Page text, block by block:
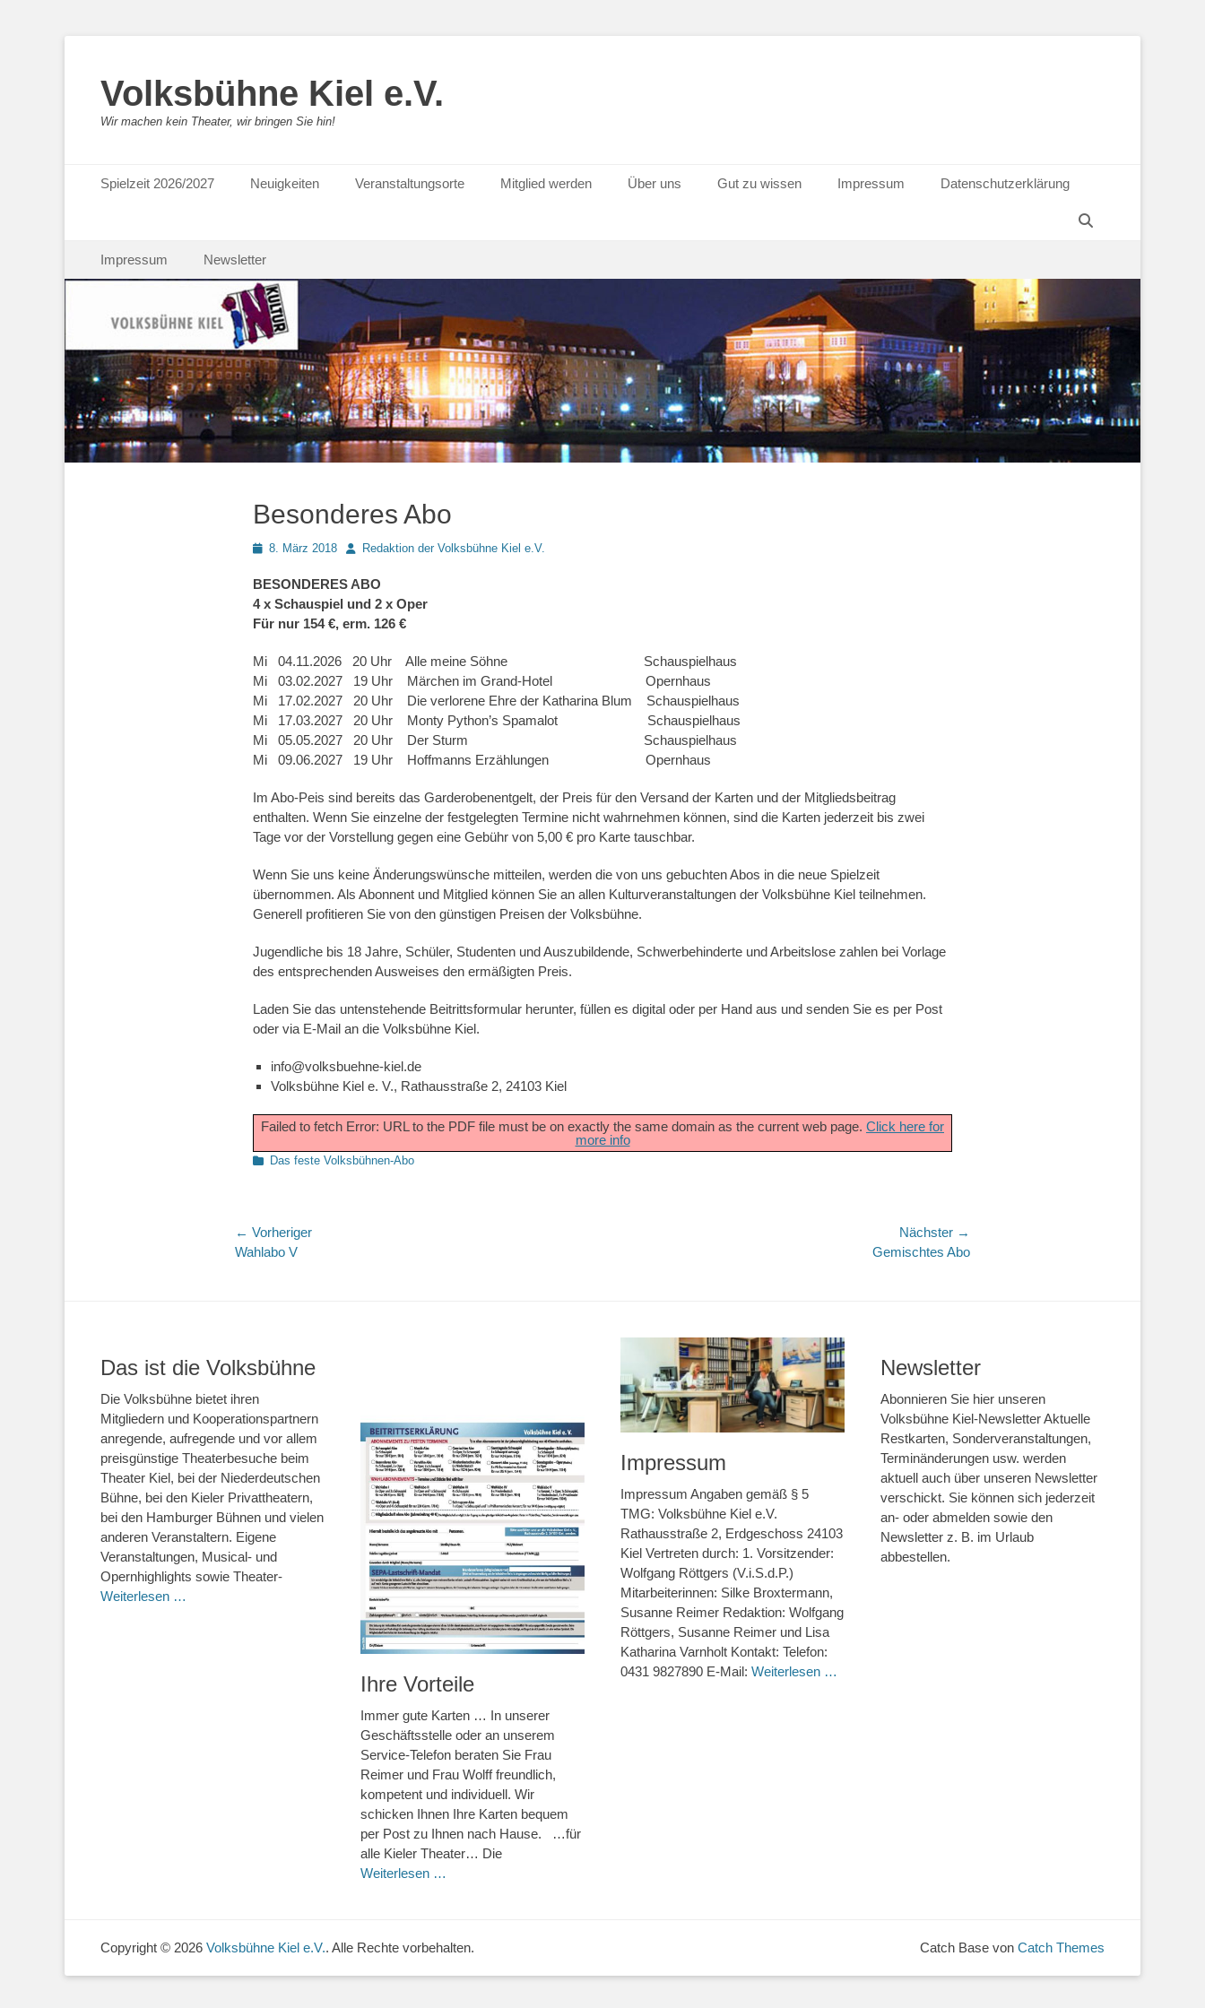
Volksbühne Kiel e.V.
Wir machen kein Theater, wir bringen Sie hin!
Primäres Menü
Inhalt
Spielzeit 2026/2027 Neuigkeiten Veranstaltungsorte Mitglied werden Über uns Gut zu wissen Impressum
Datenschutzerklärung
Sekundäres Menü
Inhalt
Impressum Newsletter
Besonderes Abo
Posted8. März 2018 AutorRedaktion der Volksbühne Kiel e.V.
BESONDERES ABO
4 x Schauspiel und 2 x Oper
Für nur 154 €, erm. 126 €
Mi 04.11.2026 20 Uhr Alle meine Söhne Schauspielhaus
Mi 03.02.2027 19 Uhr Märchen im Grand-Hotel Opernhaus
Mi 17.02.2027 20 Uhr Die verlorene Ehre der Katharina Blum Schauspielhaus
Mi 17.03.2027 20 Uhr Monty Python’s Spamalot Schauspielhaus
Mi 05.05.2027 20 Uhr Der Sturm Schauspielhaus
Mi 09.06.2027 19 Uhr Hoffmanns Erzählungen Opernhaus
Im Abo-Peis sind bereits das Garderobenentgelt, der Preis für den Versand der Karten und der Mitgliedsbeitrag
enthalten. Wenn Sie einzelne der festgelegten Termine nicht wahrnehmen können, sind die Karten jederzeit bis zwei
Tage vor der Vorstellung gegen eine Gebühr von 5,00 € pro Karte tauschbar.
Wenn Sie uns keine Änderungswünsche mitteilen, werden die von uns gebuchten Abos in die neue Spielzeit
übernommen. Als Abonnent und Mitglied können Sie an allen Kulturveranstaltungen der Volksbühne Kiel teilnehmen.
Generell profitieren Sie von den günstigen Preisen der Volksbühne.
Jugendliche bis 18 Jahre, Schüler, Studenten und Auszubildende, Schwerbehinderte und Arbeitslose zahlen bei Vorlage
des entsprechenden Ausweises den ermäßigten Preis.
Laden Sie das untenstehende Beitrittsformular herunter, füllen es digital oder per Hand aus und senden Sie es per Post
oder via E-Mail an die Volksbühne Kiel.
info@volksbuehne-kiel.de
Volksbühne Kiel e. V., Rathausstraße 2, 24103 Kiel
Failed to fetch Error: URL to the PDF file must be on exactly the same domain as the current web page. Click here for
more info
Kategorien
Das feste Volksbühnen-Abo
Beitragsnavigation
← Vorheriger
Vorheriger
Wahlabo V
Nächster →
Gemischtes Abo
Das ist die Volksbühne
Die Volksbühne bietet ihren
Mitgliedern und Kooperationspartnern
anregende, aufregende und vor allem
preisgünstige Theaterbesuche beim
Theater Kiel, bei der Niederdeutschen
Bühne, bei den Kieler Privattheatern,
bei den Hamburger Bühnen und vielen
anderen Veranstaltern. Eigene
Veranstaltungen, Musical- und
Opernhighlights sowie Theater-
Weiterlesen …
Ihre Vorteile
Immer gute Karten … In unserer
Geschäftsstelle oder an unserem
Service-Telefon beraten Sie Frau
Reimer und Frau Wolff freundlich,
kompetent und individuell. Wir
schicken Ihnen Ihre Karten bequem
per Post zu Ihnen nach Hause. …für
alle Kieler Theater… Die
Weiterlesen …
Impressum
Impressum Angaben gemäß § 5
TMG: Volksbühne Kiel e.V.
Rathausstraße 2, Erdgeschoss 24103
Kiel Vertreten durch: 1. Vorsitzender:
Wolfgang Röttgers (V.i.S.d.P.)
Mitarbeiterinnen: Silke Broxtermann,
Susanne Reimer Redaktion: Wolfgang
Röttgers, Susanne Reimer und Lisa
Katharina Varnholt Kontakt: Telefon:
0431 9827890 E-Mail: Weiterlesen …
Newsletter
Abonnieren Sie hier unseren
Volksbühne Kiel-Newsletter Aktuelle
Restkarten, Sonderveranstaltungen,
Terminänderungen usw. werden
aktuell auch über unseren Newsletter
verschickt. Sie können sich jederzeit
an- oder abmelden sowie den
Newsletter z. B. im Urlaub
abbestellen.
Copyright © 2026 Volksbühne Kiel e.V.. Alle Rechte vorbehalten. Catch Base von Catch Themes